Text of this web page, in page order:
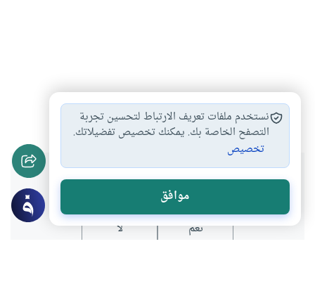
السنة # الدور الحضاري
هل انتفعت بهذا المحتوى؟
نعم لا
نستخدم ملفات تعريف الارتباط لتحسين تجربة
التصفح الخاصة بك. يمكنك تخصيص تفضيلاتك.
تخصيص
موافق